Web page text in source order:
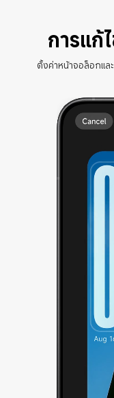
การแก้
ตั้งค่าหน้าจอล็อกแล